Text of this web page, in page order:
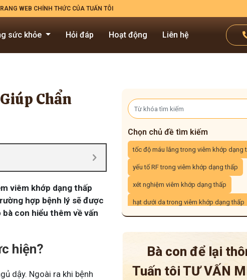
WEB CHÍNH THỨC CỦA TUẤN TÔI
sức khỏe Hỏi đáp Hoạt động Liên hệ
Chẩn
viêm khớp dạng thấp
hợp bệnh lý sẽ được
con hiểu thêm về vấn
hiện?
dậy. Ngoài ra khi bệnh
Chọn chủ đề tìm kiếm
tốc độ máu lắng trong viêm khớp dạng
yếu tố RF trong viêm khớp dạng thấp
xét nghiệm viêm khớp dạng thấp
hạt dưới da trong viêm khớp dạng thấp
Bà con để lại
Tuấn tôiTƯ VẤN